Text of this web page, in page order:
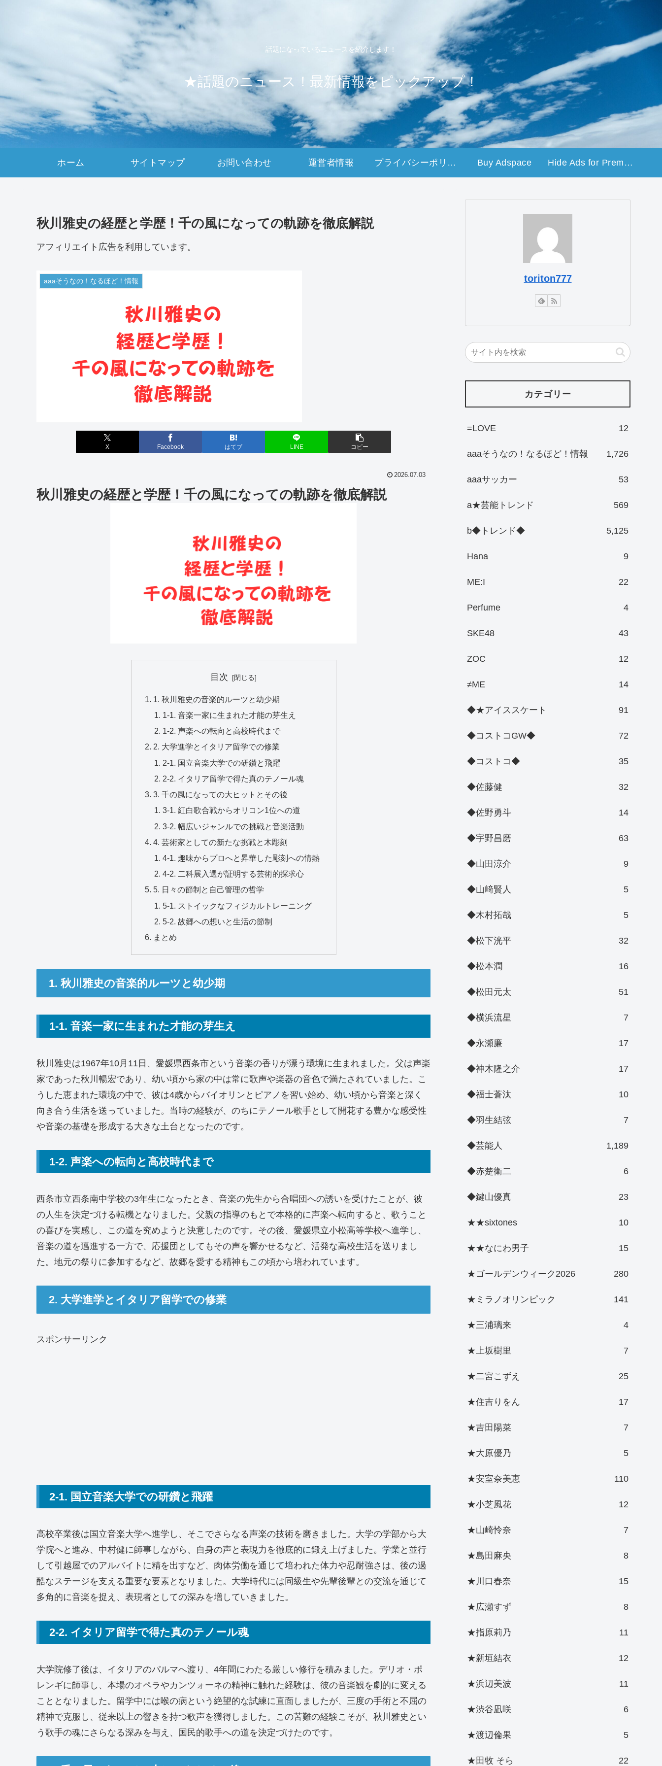
話題になっているニュースを紹介します！
★話題のニュース！最新情報をピックアップ！
ホーム サイトマップ お問い合わせ 運営者情報 プライバシーポリシー Buy Adspace Hide Ads for Premium Members
秋川雅史の経歴と学歴！千の風になっての軌跡を徹底解説
アフィリエイト広告を利用しています。
aaaそうなの！なるほど！情報
X Facebook はてブ LINE コピー
2026.07.03
秋川雅史の経歴と学歴！千の風になっての軌跡を徹底解説
目次
1. 秋川雅史の音楽的ルーツと幼少期
1-1. 音楽一家に生まれた才能の芽生え
1-2. 声楽への転向と高校時代まで
2. 大学進学とイタリア留学での修業
2-1. 国立音楽大学での研鑽と飛躍
2-2. イタリア留学で得た真のテノール魂
3. 千の風になっての大ヒットとその後
3-1. 紅白歌合戦からオリコン1位への道
3-2. 幅広いジャンルでの挑戦と音楽活動
4. 芸術家としての新たな挑戦と木彫刻
4-1. 趣味からプロへと昇華した彫刻への情熱
4-2. 二科展入選が証明する芸術的探求心
5. 日々の節制と自己管理の哲学
5-1. ストイックなフィジカルトレーニング
5-2. 故郷への想いと生活の節制
まとめ
1. 秋川雅史の音楽的ルーツと幼少期
1-1. 音楽一家に生まれた才能の芽生え
秋川雅史は1967年10月11日、愛媛県西条市という音楽の香りが漂う環境に生まれました。父は声楽
家であった秋川暢宏であり、幼い頃から家の中は常に歌声や楽器の音色で満たされていました。こ
うした恵まれた環境の中で、彼は4歳からバイオリンとピアノを習い始め、幼い頃から音楽と深く
向き合う生活を送っていました。当時の経験が、のちにテノール歌手として開花する豊かな感受性
や音楽の基礎を形成する大きな土台となったのです。
1-2. 声楽への転向と高校時代まで
西条市立西条南中学校の3年生になったとき、音楽の先生から合唱団への誘いを受けたことが、彼
の人生を決定づける転機となりました。父親の指導のもとで本格的に声楽へ転向すると、歌うこと
の喜びを実感し、この道を究めようと決意したのです。その後、愛媛県立小松高等学校へ進学し、
音楽の道を邁進する一方で、応援団としてもその声を響かせるなど、活発な高校生活を送りまし
た。地元の祭りに参加するなど、故郷を愛する精神もこの頃から培われています。
2. 大学進学とイタリア留学での修業
スポンサーリンク
2-1. 国立音楽大学での研鑽と飛躍
高校卒業後は国立音楽大学へ進学し、そこでさらなる声楽の技術を磨きました。大学の学部から大
学院へと進み、中村健に師事しながら、自身の声と表現力を徹底的に鍛え上げました。学業と並行
して引越屋でのアルバイトに精を出すなど、肉体労働を通じて培われた体力や忍耐強さは、後の過
酷なステージを支える重要な要素となりました。大学時代には同級生や先輩後輩との交流を通じて
多角的に音楽を捉え、表現者としての深みを増していきました。
2-2. イタリア留学で得た真のテノール魂
大学院修了後は、イタリアのパルマへ渡り、4年間にわたる厳しい修行を積みました。デリオ・ポ
レンギに師事し、本場のオペラやカンツォーネの精神に触れた経験は、彼の音楽観を劇的に変える
こととなりました。留学中には喉の病という絶望的な試練に直面しましたが、三度の手術と不屈の
精神で克服し、従来以上の響きを持つ歌声を獲得しました。この苦難の経験こそが、秋川雅史とい
う歌手の魂にさらなる深みを与え、国民的歌手への道を決定づけたのです。
toriton777
カテゴリー
=LOVE 12
aaaそうなの！なるほど！情報 1,726
aaaサッカー 53
a★芸能トレンド 569
b◆トレンド◆ 5,125
Hana 9
ME:I 22
Perfume 4
SKE48 43
ZOC 12
≠ME 14
◆★アイススケート 91
◆コストコGW◆ 72
◆コストコ◆ 35
◆佐藤健 32
◆佐野勇斗 14
◆宇野昌磨 63
◆山田涼介 9
◆山﨑賢人 5
◆木村拓哉 5
◆松下洸平 32
◆松本潤 16
◆松田元太 51
◆横浜流星 7
◆永瀬廉 17
◆神木隆之介 17
◆福士蒼汰 10
◆羽生結弦 7
◆芸能人 1,189
◆赤楚衛二 6
◆鍵山優真 23
★★sixtones 10
★★なにわ男子 15
★ゴールデンウィーク2026 280
★ミラノオリンピック 141
★三浦璃来 4
★上坂樹里 7
★二宮こずえ 25
★住吉りをん 17
★吉田陽菜 7
★大原優乃 5
★安室奈美恵 110
★小芝風花 12
★山崎怜奈 7
★島田麻央 8
★川口春奈 15
★広瀬すず 8
★指原莉乃 11
★新垣結衣 12
★浜辺美波 11
★渋谷凪咲 6
★渡辺倫果 5
★田牧 そら 22